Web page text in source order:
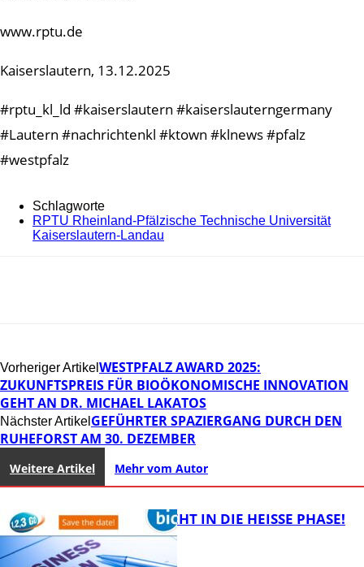
www.rptu.de
Kaiserslautern, 13.12.2025
#rptu_kl_ld #kaiserslautern #kaiserslauterngermany
#Lautern #nachrichtenkl #ktown #klnews #pfalz
#westpfalz
Schlagworte
RPTU Rheinland-Pfälzische Technische Universität
Kaiserslautern-Landau
Vorheriger Artikel WESTPFALZ AWARD 2025:
ZUKUNFTSPREIS FÜR BIOÖKONOMISCHE INNOVATION
GEHT AN DR. MICHAEL LAKATOS
Nächster Artikel GEFÜHRTER SPAZIERGANG DURCH DEN
RUHEFORST AM 30. DEZEMBER
Weitere Artikel Mehr vom Autor
1,2,3 GO® GEHT IN DIE HEISSE PHASE!